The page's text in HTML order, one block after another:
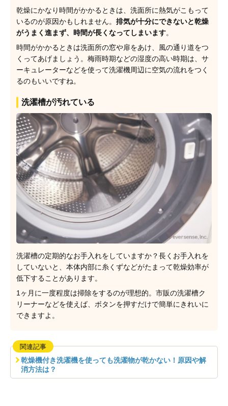
乾燥にかなり時間がかかるときは、洗面所に熱気がこもって
いるのが原因かもしれません。 排気が十分にできないと乾燥
がうまく進まず、時間が長くなってしまいます。
時間がかかるときは洗面所の窓や扉をあけ、風の通り道をつ
くってあげましょう。梅雨時期などの湿度の高い時期は、サ
ーキュレーターなどを使って洗濯機周辺に空気の流れをつく
るのもいいですね。
洗濯槽が汚れている
洗濯槽の定期的なお手入れをしていますか？長くお手入れを
していないと、本体内部に糸くずなどがたまって乾燥効率が
低下することがあります。
1ヶ月に一度程度は掃除をするのが理想的。市販の洗濯槽ク
リーナーなどを使えば、ボタンを押すだけで簡単にきれいに
できますよ。
関連記事
乾燥機付き洗濯機を使っても洗濯物が乾かない！原因や解
消方法は？